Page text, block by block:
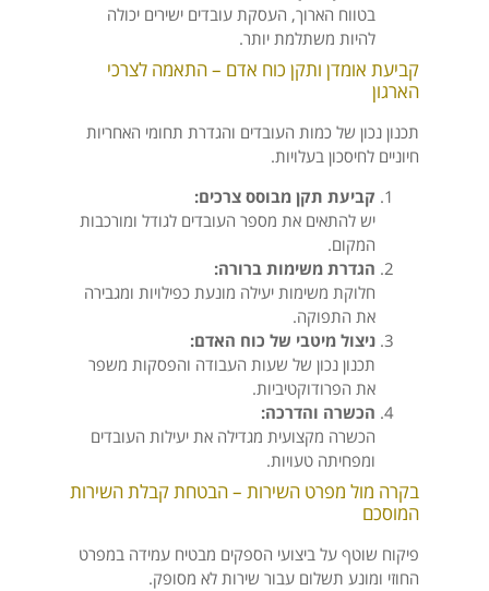
בטווח הארוך, העסקת עובדים ישירים יכולה
להיות משתלמת יותר.
קביעת אומדן ותקן כוח אדם – התאמה לצרכי
הארגון
תכנון נכון של כמות העובדים והגדרת תחומי האחריות
חיוניים לחיסכון בעלויות.
קביעת תקן מבוסס צרכים:
יש להתאים את מספר העובדים לגודל ומורכבות
המקום.
הגדרת משימות ברורה:
חלוקת משימות יעילה מונעת כפילויות ומגבירה
את התפוקה.
ניצול מיטבי של כוח האדם:
תכנון נכון של שעות העבודה והפסקות משפר
את הפרודוקטיביות.
הכשרה והדרכה:
הכשרה מקצועית מגדילה את יעילות העובדים
ומפחיתה טעויות.
בקרה מול מפרט השירות – הבטחת קבלת השירות
המוסכם
פיקוח שוטף על ביצועי הספקים מבטיח עמידה במפרט
החוזי ומונע תשלום עבור שירות לא מסופק.